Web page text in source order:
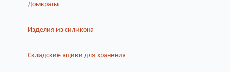
Домкраты
Изделия из силикона
Складские ящики для хранения